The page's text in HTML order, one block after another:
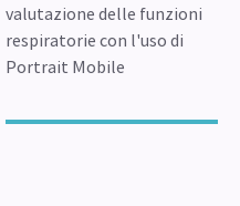
valutazione delle funzioni
respiratorie con l'uso di
Portrait Mobile